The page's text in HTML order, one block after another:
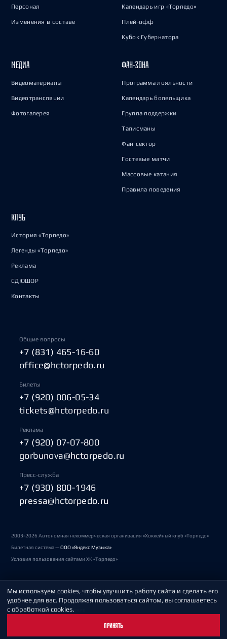
Персонал
Изменения в составе
Календарь игр «Торпедо»
Плей-офф
Кубок Губернатора
МЕДИА
Видеоматериалы
Видеотрансляции
Фотогалерея
ФАН-ЗОНА
Программа лояльности
Календарь болельщика
Группа поддержки
Талисманы
Фан-сектор
Гостевые матчи
Массовые катания
Правила поведения
КЛУБ
История «Торпедо»
Легенды «Торпедо»
Реклама
СДЮШОР
Контакты
Общие вопросы
+7 (831) 465-16-60
office@hctorpedo.ru
Билеты
+7 (920) 006-05-34
tickets@hctorpedo.ru
Реклама
+7 (920) 07-07-800
gorbunova@hctorpedo.ru
Пресс-служба
+7 (930) 800-1946
pressa@hctorpedo.ru
2003-2026 Автономная некоммерческая организация «Хоккейный клуб «Торпедо»
Билетная система —ООО «Яндекс Музыка»
Условия пользования сайтами ХК «Торпедо»
Политика обработки персональных данных
Пользовательское соглашение
Мы используем cookies, чтобы улучшить работу сайта и сделать его
удобнее для вас. Продолжая пользоваться сайтом, вы соглашаетесь
с обработкой cookies.
ПРИНЯТЬ